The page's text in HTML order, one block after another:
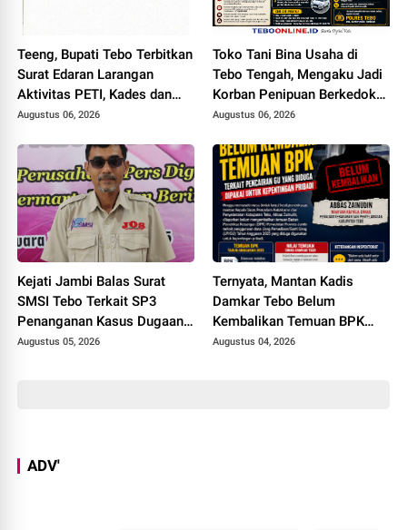
Teeng, Bupati Tebo Terbitkan
Surat Edaran Larangan
Aktivitas PETI, Kades dan
Perangkat Desa Yang
Augustus 06, 2026
Toko Tani Bina Usaha di
Tebo Tengah, Mengaku Jadi
Korban Penipuan Berkedok
Pemesanan Racun Tikus
Augustus 06, 2026
Kejati Jambi Balas Surat
SMSI Tebo Terkait SP3
Penanganan Kasus Dugaan
Korupsi di DPUPR Tebo Rp
Augustus 05, 2026
Ternyata, Mantan Kadis
Damkar Tebo Belum
Kembalikan Temuan BPK
Terkait Pencairan GU yang
Augustus 04, 2026
ADV'